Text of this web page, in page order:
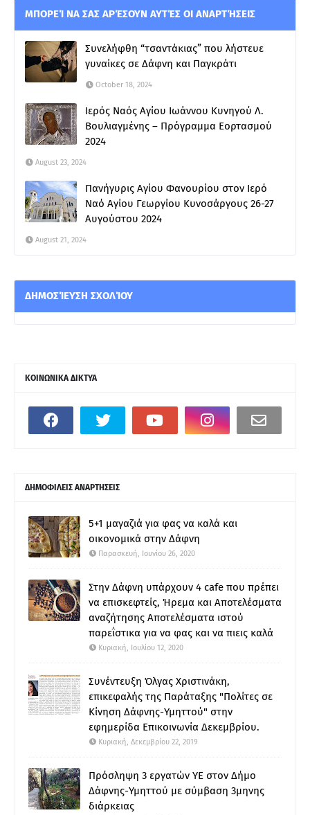
ΜΠΟΡΕΊ ΝΑ ΣΑΣ ΑΡΈΣΟΥΝ ΑΥΤΈΣ ΟΙ ΑΝΑΡΤΉΣΕΙΣ
Συνελήφθη “τσαντάκιας” που λήστευε
γυναίκες σε Δάφνη και Παγκράτι
October 18, 2024
Ιερός Ναός Αγίου Ιωάννου Κυνηγού Λ.
Βουλιαγμένης – Πρόγραμμα Εορτασμού
2024
August 23, 2024
Πανήγυρις Αγίου Φανουρίου στον Ιερό
Ναό Αγίου Γεωργίου Κυνοσάργους 26-27
Αυγούστου 2024
August 21, 2024
ΔΗΜΟΣΊΕΥΣΗ ΣΧΟΛΊΟΥ
ΚΟΙΝΩΝΙΚΑ ΔΙΚΤΥΑ
ΔΗΜΟΦΙΛΕΙΣ ΑΝΑΡΤΗΣΕΙΣ
5+1 μαγαζιά για φας να καλά και
οικονομικά στην Δάφνη
Παρασκευή, Ιουνίου 26, 2020
Στην Δάφνη υπάρχουν 4 cafe που πρέπει
να επισκεφτείς, Ήρεμα και Αποτελέσματα
αναζήτησης Αποτελέσματα ιστού
παρεΐστικα για να φας και να πιεις καλά
Κυριακή, Ιουλίου 12, 2020
Συνέντευξη Όλγας Χριστινάκη,
επικεφαλής της Παράταξης "Πολίτες σε
Κίνηση Δάφνης-Υμηττού" στην
εφημερίδα Επικοινωνία Δεκεμβρίου.
Κυριακή, Δεκεμβρίου 22, 2019
Πρόσληψη 3 εργατών ΥΕ στον Δήμο
Δάφνης-Υμηττού με σύμβαση 3μηνης
διάρκειας